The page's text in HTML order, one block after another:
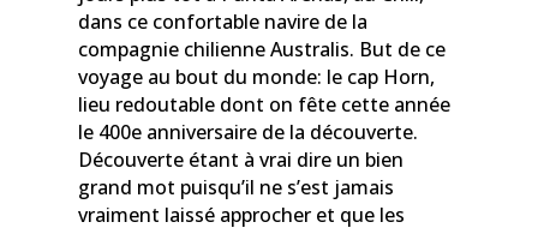
dans ce confortable navire de la
compagnie chilienne Australis. But de ce
voyage au bout du monde: le cap Horn,
lieu redoutable dont on fête cette année
le 400e anniversaire de la découverte.
Découverte étant à vrai dire un bien
grand mot puisqu’il ne s’est jamais
vraiment laissé approcher et que les